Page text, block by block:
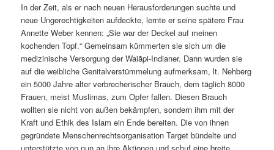
In der Zeit, als er nach neuen Herausforderungen suchte und
neue Ungerechtigkeiten aufdeckte, lernte er seine spätere Frau
Annette Weber kennen: „Sie war der Deckel auf meinen
kochenden Topf.“ Gemeinsam kümmerten sie sich um die
medizinische Versorgung der Waiãpi-Indianer. Dann wurden sie
auf die weibliche Genitalverstümmelung aufmerksam, lt. Nehberg
ein 5000 Jahre alter verbrecherischer Brauch, dem täglich 8000
Frauen, meist Muslimas, zum Opfer fallen. Diesen Brauch
wollten sie nicht von außen bekämpfen, sondern ihm mit der
Kraft und Ethik des Islam ein Ende bereiten. Die von ihnen
gegründete Menschenrechtsorganisation Target bündelte und